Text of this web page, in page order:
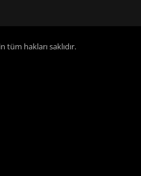
tüm hakları saklıdır.